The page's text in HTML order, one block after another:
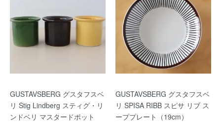
GUSTAVSBERG グスタフスベ
リ Stig Lindberg スティグ・リ
ンドベリ マスタードポット
GUSTAVSBERG グスタフスベ
リ SPISA RIBB スピサ リブ ス
ーププレート（19cm）